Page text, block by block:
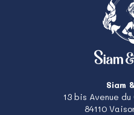
Siam
13 bis Avenue
84110